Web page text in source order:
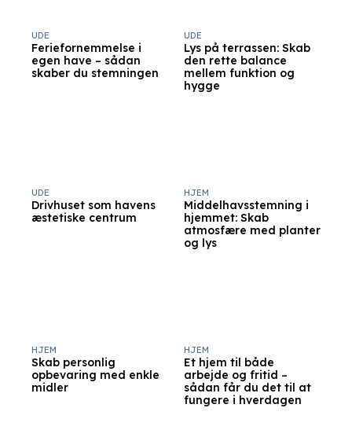
Feriefornemmelse i
egen have – sådan
skaber du stemningen
UDE
Lys på terrassen: Skab
den rette balance
mellem funktion og
hygge
UDE
Drivhuset som havens
æstetiske centrum
UDE
Middelhavsstemning i
hjemmet: Skab
atmosfære med planter
og lys
HJEM
Skab personlig
opbevaring med enkle
midler
HJEM
Et hjem til både
arbejde og fritid –
sådan får du det til at
fungere i hverdagen
HJEM